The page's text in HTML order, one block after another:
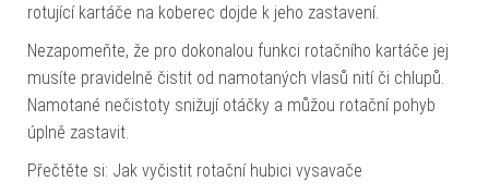
rotující kartáče na koberec dojde k jeho zastavení.
Nezapomeňte, že pro dokonalou funkci rotačního kartáče jej
musíte pravidelně čistit od namotaných vlasů nití či chlupů.
Namotané nečistoty snižují otáčky a můžou rotační pohyb
úplně zastavit.
Přečtěte si: Jak vyčistit rotační hubici vysavače